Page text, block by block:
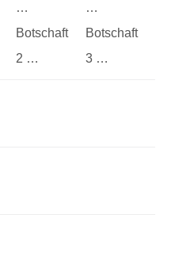
…
Botschaft
2 …
…
Botschaft
3 …